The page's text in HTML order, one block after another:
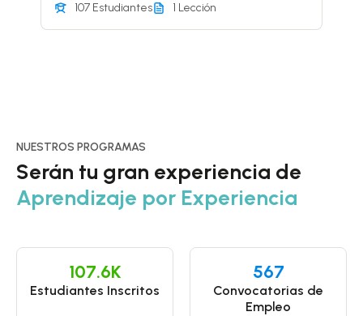
107 Estudiantes 1 Lección
NUESTROS PROGRAMAS
Serán tu gran experiencia de
Aprendizaje por Experiencia
Estudiantes Inscritos
107.6K
Convocatorias de
Empleo
567